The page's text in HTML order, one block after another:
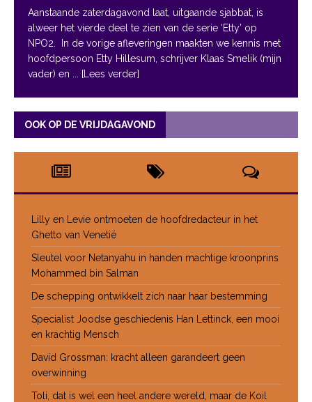
Aanstaande zaterdagavond laat, uitgaande sjabbat, is
alweer het vierde deel te zien van de serie ‘Etty’ op
NPO2. In de vorige afleveringen maakten we kennis met
hoofdpersoon Etty Hillesum, schrijver Klaas Smelik (mijn
vader) en
... [Lees verder]
OOK OP DE VRIJDAGAVOND
Lilly en Levie ontmoeten de hoofdredacteur in het
Ghetto van Venetië
Sleutel voor Netanyahu in handen machtige kroonprins
Mohammed bin Salman
De schepping ontwikkelt zich naar haar bestemming
Specialist Joodse geschiedenis Han Lettinck, een mooi
en krachtig Mensch
David Grossman: kracht alleen garandeert geen
overwinning
Toli, dat is wel een heel andere wereld, maar de Koil